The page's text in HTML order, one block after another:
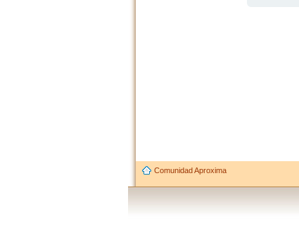
Comunidad Aproxima